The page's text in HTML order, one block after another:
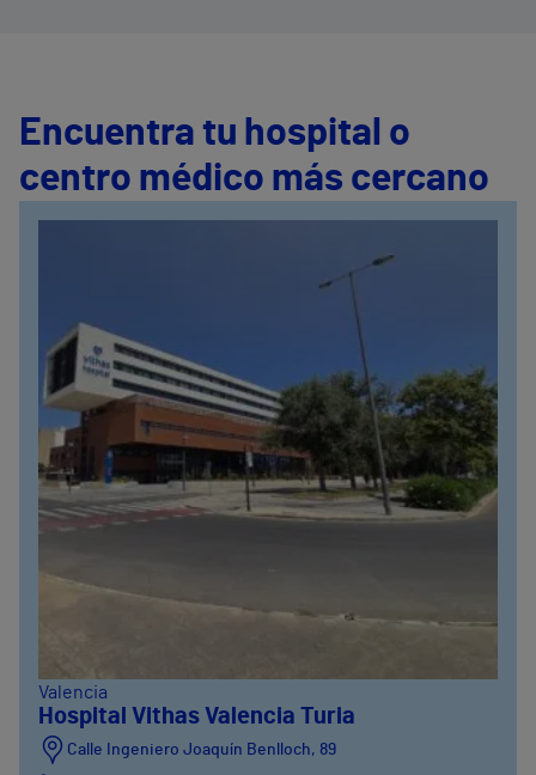
Encuentra tu hospital o
centro médico más cercano
Valencia
Hospital Vithas Valencia Turia
Calle Ingeniero Joaquín Benlloch, 89